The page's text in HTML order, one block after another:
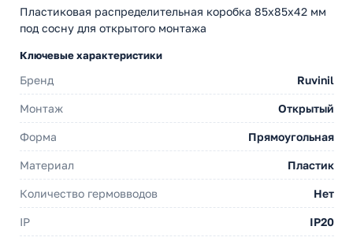
Пластиковая распределительная коробка 85х85х42 мм
под сосну для открытого монтажа
Ключевые характеристики
Бренд Ruvinil
Монтаж Открытый
Форма Прямоугольная
Материал Пластик
Количество гермовводов Нет
IP IP20